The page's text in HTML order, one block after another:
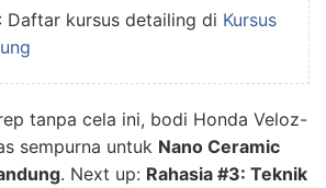
: Daftar kursus detailing di Kursus
tanpa cela ini, bodi Honda Veloz-
sempurna untuk Nano Ceramic
. Next up: Rahasia #3: Teknik